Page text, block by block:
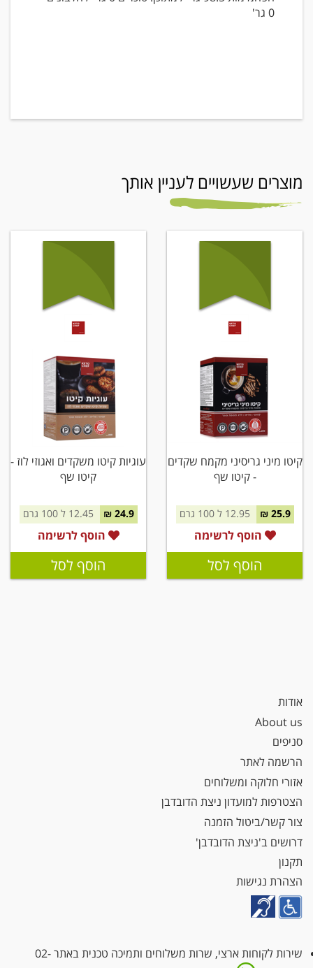
0 גר'
מוצרים שעשויים לעניין אותך
קיטו מיני גריסיני מקמח שקדים
- קיטו שף
25.9 ₪
הוסף לרשימה
הוסף לסל
עוגיות קיטו משקדים ואגוזי לוז -
קיטו שף
24.9 ₪
הוסף לרשימה
הוסף לסל
אודות
About us
סניפים
הרשמה לאתר
אזורי חלוקה ומשלוחים
הצטרפות למועדון ניצת הדובדבן
צור קשר/ביטול הזמנה
דרושים ב'ניצת הדובדבן'
תקנון
הצהרת נגישות
שירות לקוחות ארצי, שרות משלוחים ותמיכה טכנית באתר02-